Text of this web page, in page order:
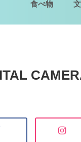
食べ物